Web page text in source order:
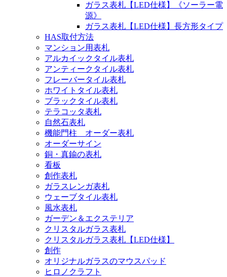
ガラス表札【LED仕様】《ソーラー電
源》
ガラス表札【LED仕様】長方形タイプ
HAS取付方法
マンション用表札
アルカイックタイル表札
アンティークタイル表札
フレーバータイル表札
ホワイトタイル表札
ブラックタイル表札
テラコッタ表札
自然石表札
機能門柱 オーダー表札
オーダーサイン
銅・真鍮の表札
看板
創作表札
ガラスレンガ表札
ウェーブタイル表札
風水表札
ガーデン＆エクステリア
クリスタルガラス表札
クリスタルガラス表札【LED仕様】
創作
オリジナルガラスのマウスパッド
ヒロノクラフト